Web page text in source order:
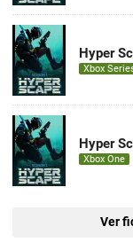
Hyper
Xbox
Hyper
Xbox One
Ver